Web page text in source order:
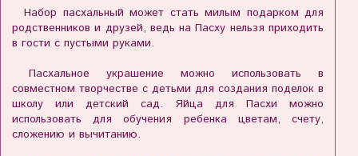
Набор пасхальный может стать милым подарком для
родственников и друзей, ведь на Пасху нельзя приходить
в гости с пустыми руками.
Пасхальное украшение можно использовать в
совместном творчестве с детьми для создания поделок в
школу или детский сад. Яйца для Пасхи можно
использовать для обучения ребенка цветам, счету,
сложению и вычитанию.